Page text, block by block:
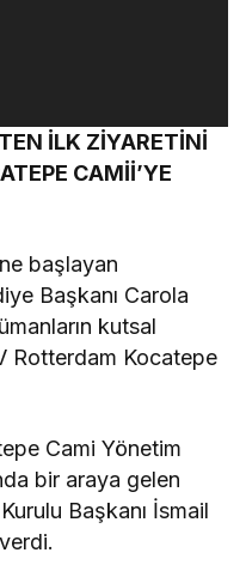
İLK ZİYARETİNİ
CAMİİ’YE
başlayan
Başkanı Carola
kutsal
Rotterdam Kocatepe
Cami Yönetim
bir araya gelen
Başkanı İsmail